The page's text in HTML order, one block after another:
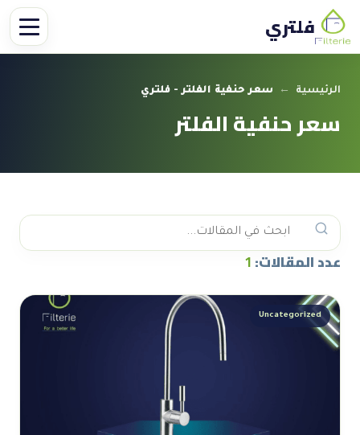
فلتري
الرئيسية ← سعر حنفية الفلتر - فلتري
سعر حنفية الفلتر
عدد المقالات:1
Uncategorized